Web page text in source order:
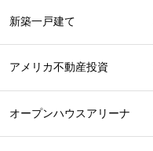
新築一戸建て
アメリカ不動産投資
オープンハウスアリーナ